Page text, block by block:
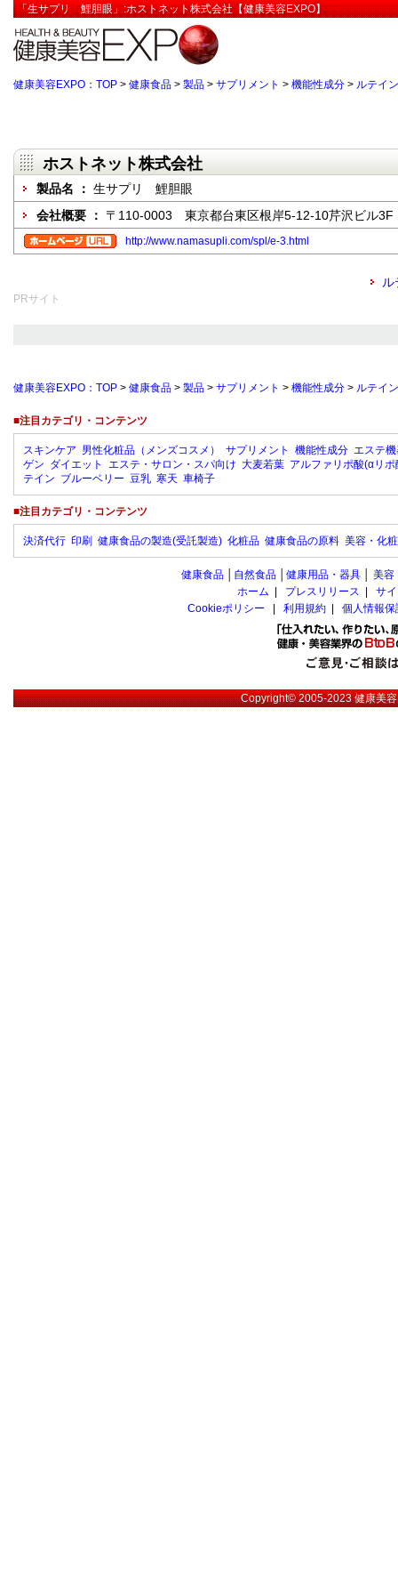
「生サプリ 鯉胆眼」:ホストネット株式会社【健康美容EXPO】
健康美容EXPO：TOP > 健康食品 > 製品 > サプリメント > 機能性成分 > ルテイン
ホストネット株式会社
製品名 ： 生サプリ 鯉胆眼
会社概要 ： 〒110-0003 東京都台東区根岸5-12-10芹沢ビル3F
http://www.namasupli.com/spl/e-3.html
PRサイト
健康美容EXPO：TOP > 健康食品 > 製品 > サプリメント > 機能性成分 > ルテイン
■注目カテゴリ・コンテンツ
スキンケア 男性化粧品（メンズコスメ） サプリメント 機能性成分 エステ
ゲン ダイエット エステ・サロン・スパ向け 大麦若葉 アルファリポ酸(αリポ
テイン ブルーベリー 豆乳 寒天 車椅子
■注目カテゴリ・コンテンツ
決済代行 印刷 健康食品の製造(受託製造) 化粧品 健康食品の原料 美容・化
健康食品 自然食品 健康用品・器具 美容
ホーム
プレスリリース
サ
Cookieポリシー
利用規約 個人情報
Copyright© 2005-2023健康美